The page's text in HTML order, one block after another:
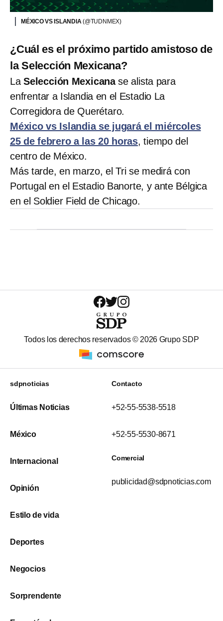
MÉXICO VS ISLANDIA (@TUDNMEX)
¿Cuál es el próximo partido amistoso de
la Selección Mexicana?
La Selección Mexicanase alista para
enfrentar a Islandia en el Estadio La
Corregidora de Querétaro.
México vs Islandia se jugará el miércoles
25 de febrero a las 20 horas, tiempo del
centro de México.
Más tarde, en marzo, el Tri se medirá con
Portugal en el Estadio Banorte, y ante Bélgica
en el Soldier Field de Chicago.
Todos los derechos reservados © 2026 Grupo SDP
sdpnoticias
Últimas Noticias
México
Internacional
Opinión
Estilo de vida
Deportes
Negocios
Sorprendente
Contacto
+52-55-5538-5518
+52-55-5530-8671
Comercial
publicidad@sdpnoticias.com